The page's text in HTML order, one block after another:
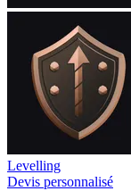
Levelling
Devis personnalisé